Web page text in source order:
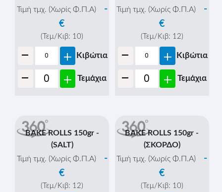
Τιμή τμχ. (Χωρίς Φ.Π.Α)
-
€
(Τεμ/Κιβ: 10)
- + Κιβώτια
- + Τεμάχια
Τιμή τμχ. (Χωρίς Φ.Π.Α)
-
€
(Τεμ/Κιβ: 12)
- + Κιβώτια
- + Τεμάχια
BAKE ROLLS 150gr -
(SALT)
Τιμή τμχ. (Χωρίς Φ.Π.Α)
-
€
(Τεμ/Κιβ: 12)
BAKE ROLLS 150gr -
(ΣΚΟΡΔΟ)
Τιμή τμχ. (Χωρίς Φ.Π.Α)
-
€
(Τεμ/Κιβ: 10)